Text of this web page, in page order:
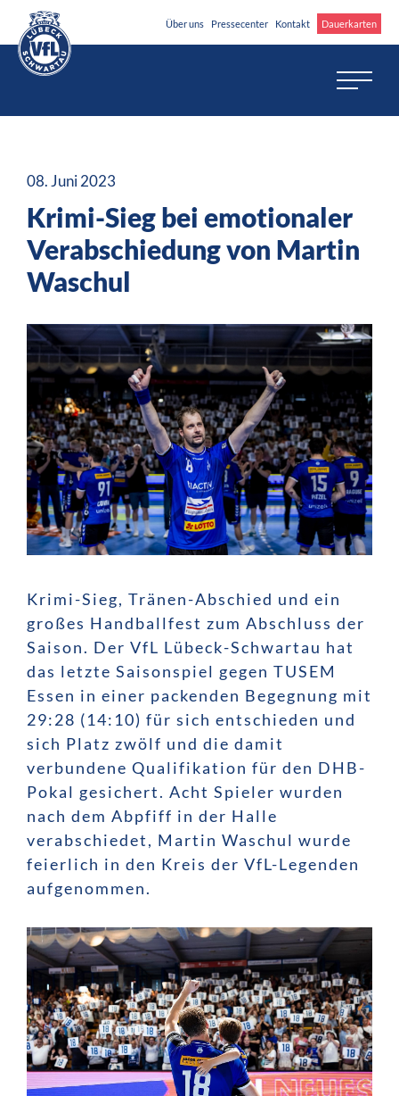
Über uns Pressecenter Kontakt Dauerkarten
08. Juni 2023
Krimi-Sieg bei emotionaler
Verabschiedung von Martin
Waschul
Krimi-Sieg, Tränen-Abschied und ein
großes Handballfest zum Abschluss der
Saison. Der VfL Lübeck-Schwartau hat
das letzte Saisonspiel gegen TUSEM
Essen in einer packenden Begegnung mit
29:28 (14:10) für sich entschieden und
sich Platz zwölf und die damit
verbundene Qualifikation für den DHB-
Pokal gesichert. Acht Spieler wurden
nach dem Abpfiff in der Halle
verabschiedet, Martin Waschul wurde
feierlich in den Kreis der VfL-Legenden
aufgenommen.